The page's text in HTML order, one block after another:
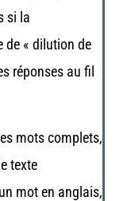
si la
de « dilution de
réponses au fil
mots complets,
texte
mot en anglais,